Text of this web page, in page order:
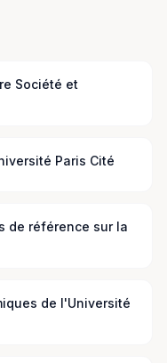
la réflexion
Société et
Paris Cité
de référence sur la
de l'Université